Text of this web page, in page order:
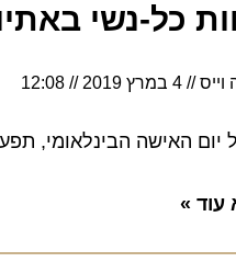
כל-נשי
4 במרץ 2019 12:08
האישה הבינלאומי, תפעיל
»